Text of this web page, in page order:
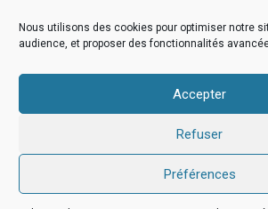
Nous utilisons des cookies pour optimiser notre
audience, et proposer des fonctionnalités
Accepter
Refuser
Préférences